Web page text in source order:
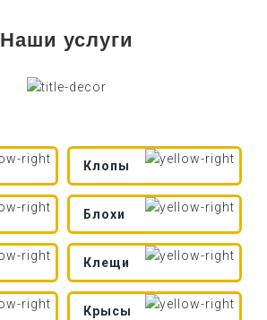
Наши услуги
Клопы
Блохи
Клещи
Крысы